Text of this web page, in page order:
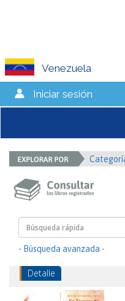
Venezuela
Iniciar sesión
- Búsqueda avanzada -
Detalle